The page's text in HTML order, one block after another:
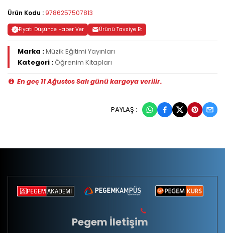
Ürün Kodu : 9786257507813
Fiyatı Düşünce Haber Ver Ürünü Tavsiye Et
Marka :Müzik Eğitimi Yayınları
Kategori :Öğrenim Kitapları
En geç 11 Ağustos Salı günü kargoya verilir.
PAYLAŞ :
Pegem İletişim